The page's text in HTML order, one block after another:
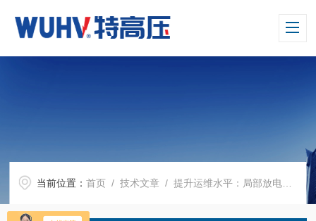
当前位置：首页 /技术文章 / 提升运维水平：局部放电检测在状态检修中的角色